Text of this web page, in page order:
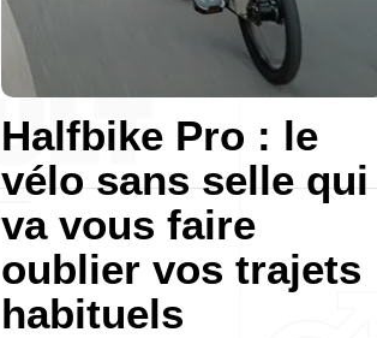
Halfbike Pro : le
vélo sans selle qui
va vous faire
oublier vos trajets
habituels